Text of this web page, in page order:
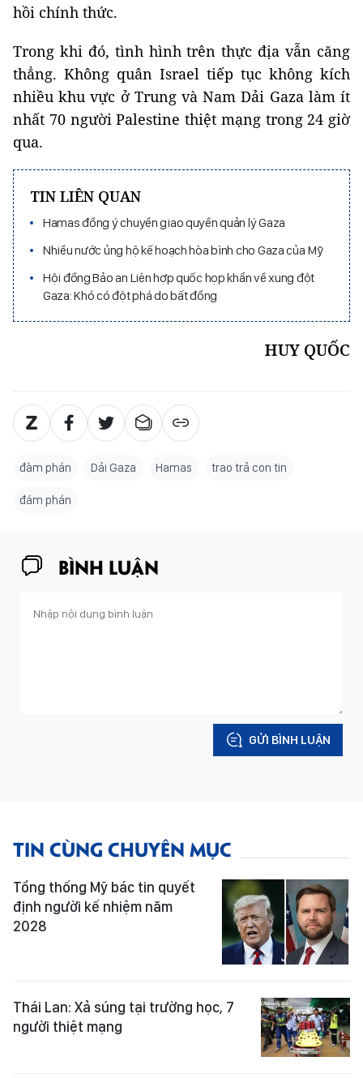
hồi chính thức.
Trong khi đó, tình hình trên thực địa vẫn căng
thẳng. Không quân Israel tiếp tục không kích
nhiều khu vực ở Trung và Nam Dải Gaza làm ít
nhất 70 người Palestine thiệt mạng trong 24 giờ
qua.
TIN LIÊN QUAN
Hamas đồng ý chuyển giao quyền quản lý Gaza
Nhiều nước ủng hộ kế hoạch hòa bình cho Gaza của Mỹ
Hội đồng Bảo an Liên hợp quốc họp khẩn về xung đột
Gaza: Khó có đột phá do bất đồng
HUY QUỐC
đàm phán Dải Gaza Hamas trao trả con tin
đám phán
BÌNH LUẬN
GỬI BÌNH LUẬN
TIN CÙNG CHUYÊN MỤC
Tổng thống Mỹ bác tin quyết
định người kế nhiệm năm
2028
Thái Lan: Xả súng tại trường học, 7
người thiệt mạng